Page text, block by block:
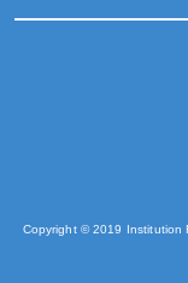
Copyright © 2019 Institution